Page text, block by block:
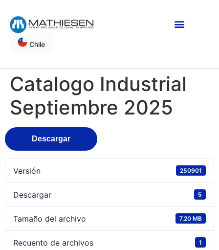
Chile
Catalogo Industrial
Septiembre 2025
Descargar
Versión 250901
Descargar 5
Tamaño del archivo 7.20 MB
Recuento de archivos 1